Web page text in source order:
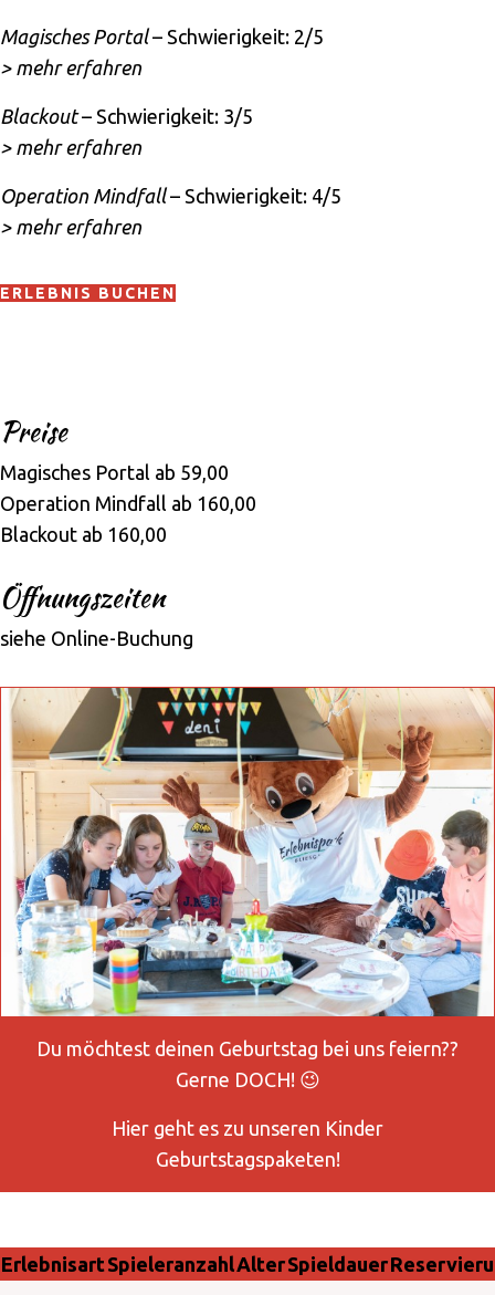
Magisches Portal– Schwierigkeit: 2/5
> mehr erfahren
Blackout– Schwierigkeit: 3/5
> mehr erfahren
Operation Mindfall– Schwierigkeit: 4/5
> mehr erfahren
ERLEBNIS BUCHEN
Preise
Magisches Portal ab 59,00
Operation Mindfall ab 160,00
Blackout ab 160,00
Öffnungszeiten
siehe Online-Buchung
Du möchtest deinen Geburtstag bei uns feiern??
Gerne DOCH! 😉
Hier geht es zu unseren Kinder
Geburtstagspaketen!
ErlebnisartSpieleranzahlAlterSpieldauer